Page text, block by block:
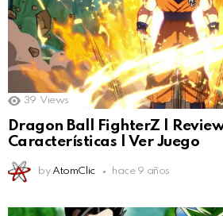
39 Views
Dragon Ball FighterZ |
Características | Ver Juego
by AtomClic hace 9 años